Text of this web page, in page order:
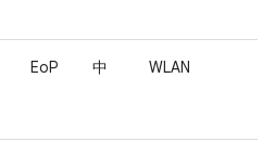
EoP 中 WLAN